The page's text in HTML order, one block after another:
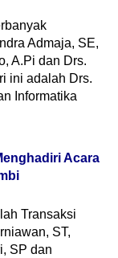
Admaja, SE,
A.Pi dan Drs.
ini adalah Drs.
Informatika
Acara
Transaksi
ST,
SP dan